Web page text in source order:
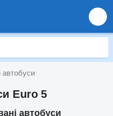
автобуси
Euro 5
автобуси